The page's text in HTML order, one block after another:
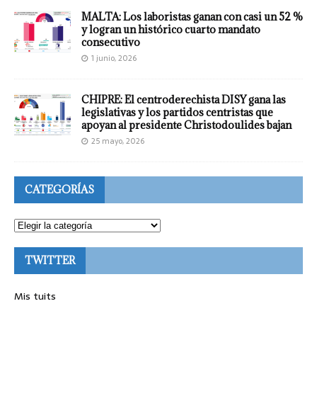
MALTA: Los laboristas ganan con casi un 52 %
y logran un histórico cuarto mandato
consecutivo
1 junio, 2026
CHIPRE: El centroderechista DISY gana las
legislativas y los partidos centristas que
apoyan al presidente Christodoulides bajan
25 mayo, 2026
CATEGORÍAS
TWITTER
Mis tuits